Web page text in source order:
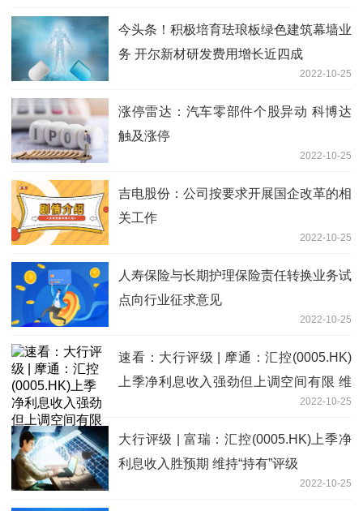
今头条！积极培育珐琅板绿色建筑幕墙业
务 开尔新材研发费用增长近四成
2022-10-25
涨停雷达：汽车零部件个股异动 科博达
触及涨停
2022-10-25
吉电股份：公司按要求开展国企改革的相
关工作
2022-10-25
人寿保险与长期护理保险责任转换业务试
点向行业征求意见
2022-10-25
速看：大行评级 | 摩通：汇控(0005.HK)
上季净利息收入强劲但上调空间有限 维
2022-10-25
大行评级 | 富瑞：汇控(0005.HK)上季净
利息收入胜预期 维持“持有”评级
2022-10-25